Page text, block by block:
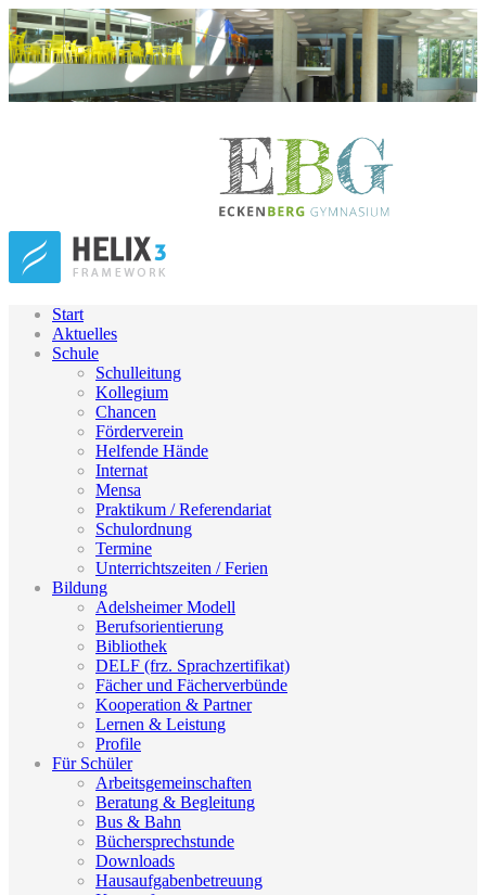
Start
Aktuelles
Schule
Schulleitung
Kollegium
Chancen
Förderverein
Helfende Hände
Internat
Mensa
Praktikum / Referendariat
Schulordnung
Termine
Unterrichtszeiten / Ferien
Bildung
Adelsheimer Modell
Berufsorientierung
Bibliothek
DELF (frz. Sprachzertifikat)
Fächer und Fächerverbünde
Kooperation & Partner
Lernen & Leistung
Profile
Für Schüler
Arbeitsgemeinschaften
Beratung & Begleitung
Bus & Bahn
Büchersprechstunde
Downloads
Hausaufgabenbetreuung